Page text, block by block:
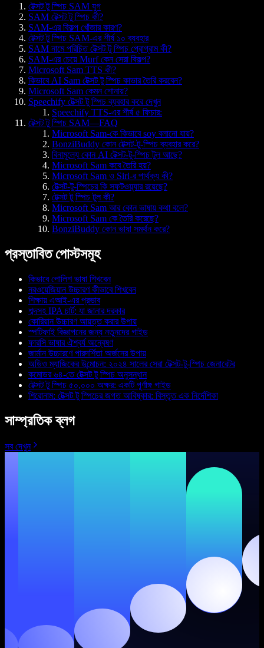
টেক্সট টু স্পিচ SAM যুগ
SAM টেক্সট টু স্পিচ কী?
SAM-এর বিকল্প খোঁজার কারণ?
টেক্সট টু স্পিচ SAM-এর শীর্ষ ১০ ব্যবহার
SAM নামে পরিচিত টেক্সট টু স্পিচ প্রোগ্রাম কী?
SAM-এর চেয়ে Murf কেন সেরা বিকল্প?
Microsoft Sam TTS কী?
কিভাবে AI Sam টেক্সট টু স্পিচ কাভার তৈরি করবেন?
Microsoft Sam কেমন শোনায়?
Speechify টেক্সট টু স্পিচ ব্যবহার করে দেখুন
Speechify TTS-এর শীর্ষ ৫ ফিচার:
টেক্সট টু স্পিচ SAM—FAQ
Microsoft Sam-কে কিভাবে soy বলানো যায়?
BonziBuddy কোন টেক্সট-টু-স্পিচ ব্যবহার করে?
বিনামূল্যে কোন AI টেক্সট-টু-স্পিচ টুল আছে?
Microsoft Sam কবে তৈরি হয়?
Microsoft Sam ও Siri-র পার্থক্য কী?
টেক্সট-টু-স্পিচের কি সফটওয়্যার রয়েছে?
টেক্সট টু স্পিচ টুল কী?
Microsoft Sam আর কোন ভাষায় কথা বলে?
Microsoft Sam কে তৈরি করেছে?
BonziBuddy কোন ভাষা সমর্থন করে?
প্রস্তাবিত পোস্টসমূহ
কিভাবে পোলিশ ভাষা শিখবেন
নরওয়েজিয়ান উচ্চারণ কীভাবে শিখবেন
শিক্ষায় এআই-এর প্রভাব
শব্দসহ IPA চার্ট: যা জানার দরকার
কোরিয়ান উচ্চারণ আয়ত্ত করার উপায়
স্পটিফাই বিজ্ঞাপনের জন্য নতুনদের গাইড
ফারসি ভাষার ঐশ্বর্য অন্বেষণ
জার্মান উচ্চারণে পারদর্শিতা অর্জনের উপায়
অডিও ম্যাজিকের উন্মোচন: ২০২৪ সালের সেরা টেক্সট-টু-স্পিচ জেনারেটর
কমোডর ৬৪-তে টেক্সট টু স্পিচ অনুসন্ধান
টেক্সট টু স্পিচ ৫০,০০০ অক্ষর: একটি পূর্ণাঙ্গ গাইড
শিরোনাম: টেক্সট টু স্পিচের জগত আবিষ্কার: বিস্তৃত এক নির্দেশিকা
সাম্প্রতিক ব্লগ
সব দেখুন